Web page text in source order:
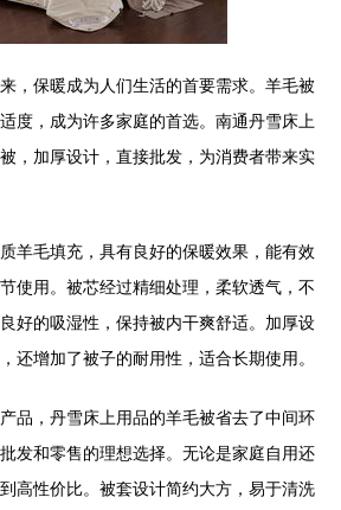
，保暖成为人们生活的首要需求。羊毛被
度，成为许多家庭的首选。南通丹雪床上
，加厚设计，直接批发，为消费者带来实
羊毛填充，具有良好的保暖效果，能有效
使用。被芯经过精细处理，柔软透气，不
好的吸湿性，保持被内干爽舒适。加厚设
还增加了被子的耐用性，适合长期使用。
品，丹雪床上用品的羊毛被省去了中间环
发和零售的理想选择。无论是家庭自用还
高性价比。被套设计简约大方，易于清洗